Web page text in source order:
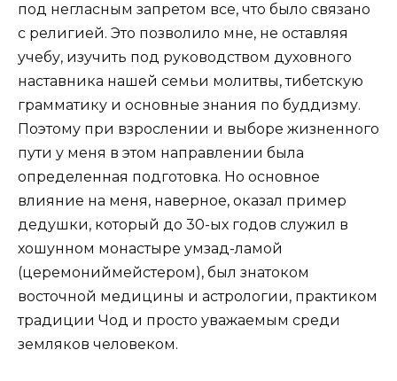
под негласным запретом все, что было связано
с религией. Это позволило мне, не оставляя
учебу, изучить под руководством духовного
наставника нашей семьи молитвы, тибетскую
грамматику и основные знания по буддизму.
Поэтому при взрослении и выборе жизненного
пути у меня в этом направлении была
определенная подготовка. Но основное
влияние на меня, наверное, оказал пример
дедушки, который до 30-ых годов служил в
хошунном монастыре умзад-ламой
(церемониймейстером), был знатоком
восточной медицины и астрологии, практиком
традиции Чод и просто уважаемым среди
земляков человеком.